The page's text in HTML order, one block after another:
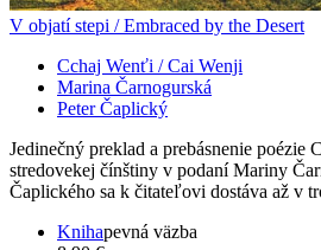
V objatí stepi / Embraced by the Desert
Cchaj Wenťi / Cai Wenji
Marina Čarnogurská
Peter Čaplický
Jedinečný preklad a prebásnenie poézie
stredovekej čínštiny v podaní Mariny
Čaplického sa k čitateľovi dostáva až v
Knihapevná väzba